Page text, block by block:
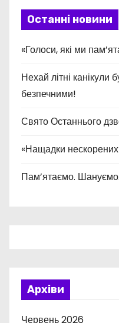
Останні новини
«Голоси, які ми
Нехай літні канікули
безпечними!
Свято Останнього
«Нащадки
Пам’ятаємо.
Архіви
Червень 2026